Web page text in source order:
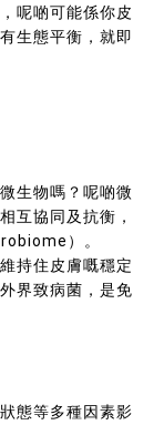
呢啲可能係你皮
生態平衡，就即
生物嗎？呢啲微
互協同及抗衡，
）。
持住皮膚嘅穩定
界致病菌，是免
態等多種因素影